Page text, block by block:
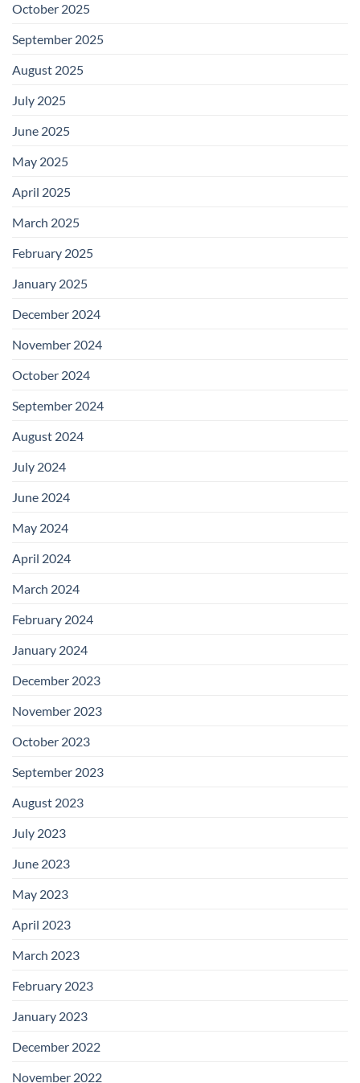
October 2025
September 2025
August 2025
July 2025
June 2025
May 2025
April 2025
March 2025
February 2025
January 2025
December 2024
November 2024
October 2024
September 2024
August 2024
July 2024
June 2024
May 2024
April 2024
March 2024
February 2024
January 2024
December 2023
November 2023
October 2023
September 2023
August 2023
July 2023
June 2023
May 2023
April 2023
March 2023
February 2023
January 2023
December 2022
November 2022